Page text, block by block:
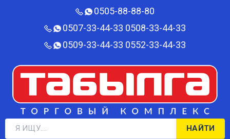
0505-88-88-80‬
0507-33-44-33 0508-33-44-33
0509-33-44-33 0552-33-44-33
НАЙТИ